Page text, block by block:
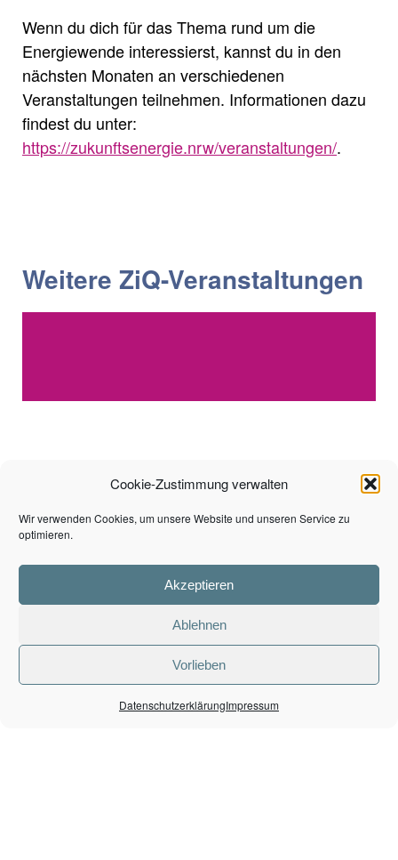
Cookie-Zustimmung verwalten
Wir verwenden Cookies, um unsere Website und unseren Service zu
optimieren.
Akzeptieren
Ablehnen
Vorlieben
DatenschutzerklärungImpressum
Wenn du dich für das Thema rund um die
Energiewende interessierst, kannst du in den
nächsten Monaten an verschiedenen
Veranstaltungen teilnehmen. Informationen dazu
findest du unter:
https://zukunftsenergie.nrw/veranstaltungen/.
Weitere ZiQ-Veranstaltungen